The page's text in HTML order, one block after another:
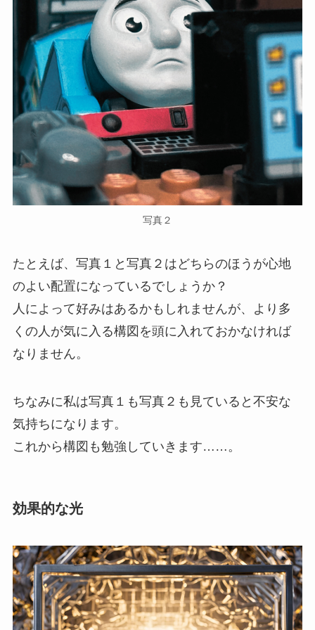
写真２
たとえば、写真１と写真２はどちらのほうが心地
のよい配置になっているでしょうか？
人によって好みはあるかもしれませんが、より多
くの人が気に入る構図を頭に入れておかなければ
なりません。
ちなみに私は写真１も写真２も見ていると不安な
気持ちになります。
これから構図も勉強していきます……。
効果的な光